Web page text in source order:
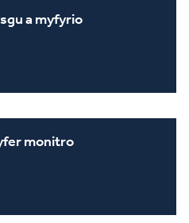
a myfyrio
monitro